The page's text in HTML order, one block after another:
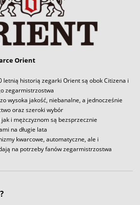
Orient
letnią historią zegarki Orient są obok Citizena i
zegarmistrzostwa
wysoka jakość, niebanalne, a jednocześnie
oraz szeroki wybór
i mężczyznom są bezsprzecznie
na długie lata
kwarcowe, automatyczne, ale i
na potrzeby fanów zegarmistrzostwa